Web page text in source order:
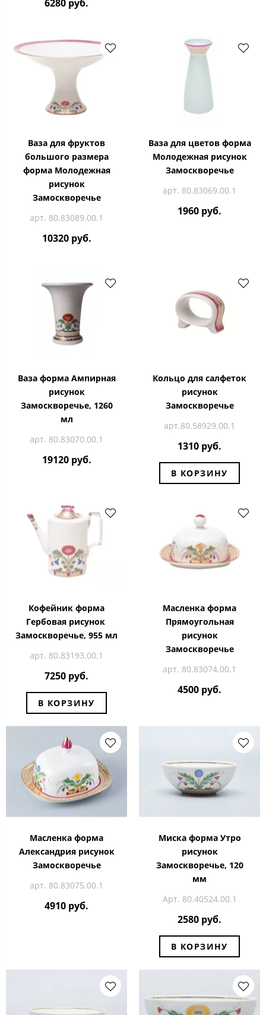
6280 руб.
Ваза для фруктов
большого размера
форма Молодежная
рисунок
Замоскворечье
арт. 80.83089.00.1
10320 руб.
Ваза для цветов форма
Молодежная рисунок
Замоскворечье
арт. 80.83069.00.1
1960 руб.
Ваза форма Ампирная
рисунок
Замоскворечье, 1260
мл
арт. 80.83070.00.1
19120 руб.
Кольцо для салфеток
рисунок
Замоскворечье
арт.80.58929.00.1
1310 руб.
В КОРЗИНУ
Кофейник форма
Гербовая рисунок
Замоскворечье, 955 мл
арт. 80.83193.00.1
7250 руб.
В КОРЗИНУ
Масленка форма
Прямоугольная
рисунок
Замоскворечье
арт. 80.83074.00.1
4500 руб.
Масленка форма
Александрия рисунок
Замоскворечье
арт. 80.83075.00.1
4910 руб.
Миска форма Утро
рисунок
Замоскворечье, 120
мм
Арт. 80.40524.00.1
2580 руб.
В КОРЗИНУ